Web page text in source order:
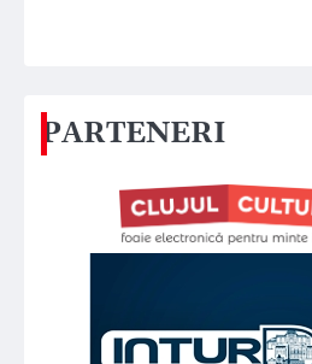
PARTENERI